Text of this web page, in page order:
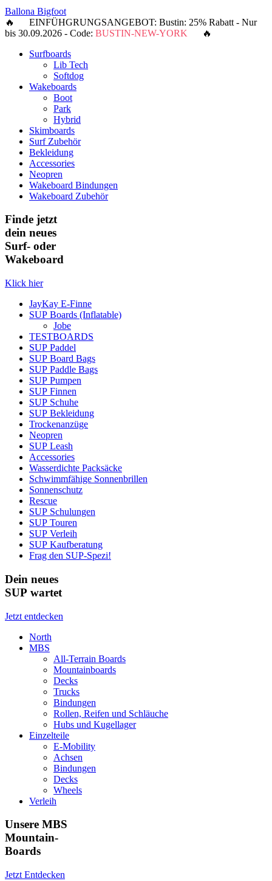
Ballona Bigfoot
🔥 EINFÜHGRUNGSANGEBOT: Bustin: 25% Rabatt - Nur
bis 30.09.2026 - Code: BUSTIN-NEW-YORK 🔥
Surfboards
Lib Tech
Softdog
Wakeboards
Boot
Park
Hybrid
Skimboards
Surf Zubehör
Bekleidung
Accessories
Neopren
Wakeboard Bindungen
Wakeboard Zubehör
Finde jetzt
dein neues
Surf- oder
Wakeboard
Klick hier
JayKay E-Finne
SUP Boards (Inflatable)
Jobe
TESTBOARDS
SUP Paddel
SUP Board Bags
SUP Paddle Bags
SUP Pumpen
SUP Finnen
SUP Schuhe
SUP Bekleidung
Trockenanzüge
Neopren
SUP Leash
Accessories
Wasserdichte Packsäcke
Schwimmfähige Sonnenbrillen
Sonnenschutz
Rescue
SUP Schulungen
SUP Touren
SUP Verleih
SUP Kaufberatung
Frag den SUP-Spezi!
Dein neues
SUP wartet
Jetzt entdecken
North
MBS
All-Terrain Boards
Mountainboards
Decks
Trucks
Bindungen
Rollen, Reifen und Schläuche
Hubs und Kugellager
Einzelteile
E-Mobility
Achsen
Bindungen
Decks
Wheels
Verleih
Unsere MBS
Mountain-
Boards
Jetzt Entdecken